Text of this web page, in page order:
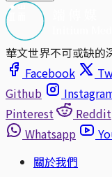
華文世界不可或缺的
Facebook
Github
Pinterest
Reddit
Whatsapp
關於我們